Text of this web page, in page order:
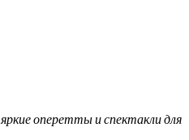
оперетты и спектакли для